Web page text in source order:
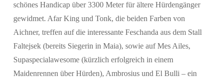
schönes Handicap über 3300 Meter für ältere Hürdengänger
gewidmet. Afar King und Tonk, die beiden Farben von
Aichner, treffen auf die interessante Feschanda aus dem Stall
Faltejsek (bereits Siegerin in Maia), sowie auf Mes Ailes,
Supaspecialawesome (kürzlich erfolgreich in einem
Maidenrennen über Hürden), Ambrosius und El Bulli – ein